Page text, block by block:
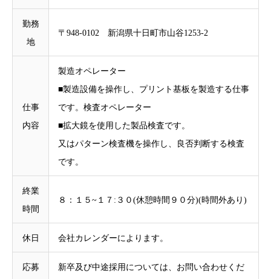
勤務
地
〒948-0102 新潟県十日町市山谷1253-2
仕事
内容
製造オペレーター
■製造設備を操作し、プリント基板を製造する仕事
です。検査オペレーター
■拡大鏡を使用した製品検査です。
又はパターン検査機を操作し、良否判断する検査
です。
終業
時間
８：１５~１７:３０(休憩時間９０分)(時間外あり)
休日 会社カレンダーによります。
応募
新卒及び中途採用については、お問い合わせくだ